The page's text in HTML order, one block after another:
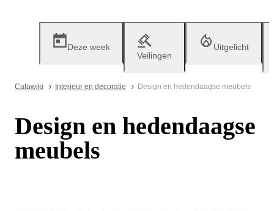
Deze week
Veilingen
Uitgelicht
Catawiki Interieur en decoratie Design en hedendaagse meubels
Design en hedendaagse
meubels